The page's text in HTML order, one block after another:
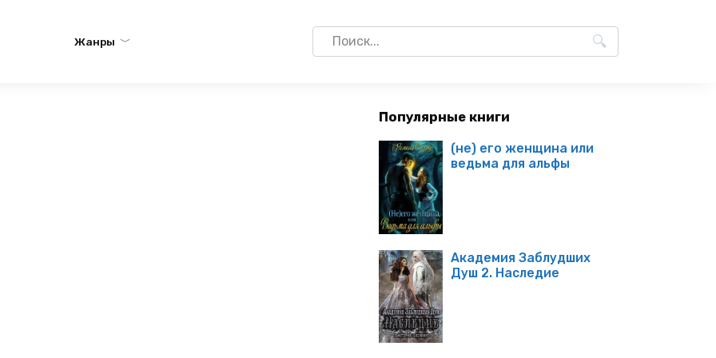
Жанры
Search
for:
Популярные книги
(не) его женщина или
ведьма для альфы
Академия Заблудших
Душ 2. Наследие